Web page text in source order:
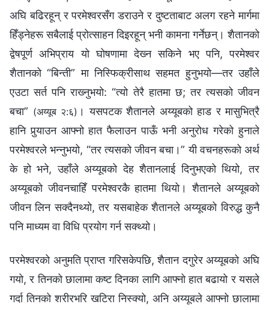
अघि बढिरहून् र परमेश्‍वरसँग डराउने र दुष्टताबाट अलग रहने मार्गमा
हिँड्नेहरू सबैलाई प्रोत्साहन दिइरहून् भनी कामना गर्नेछन्। शैतानको
द्वेषपूर्ण अभिप्राय यो घोषणामा देख्‍न सकिने भए पनि, परमेश्‍वर
शैतानको “बिन्ती” मा निस्फिक्रीसाथ सहमत हुनुभयो—तर उहाँले
एउटा सर्त पनि राख्‍नुभयो: “त्यो तेरै हातमा छ; तर त्यसको जीवन
बचा” (अय्यूब २:६) । यसपटक शैतानले अय्यूबको हाड र मासुभित्रै
हानि पुर्‍याउन आफ्नो हात फैलाउन पाऊँ भनी अनुरोध गरेको हुनाले
परमेश्‍वरले भन्‍नुभयो, “तर त्यसको जीवन बचा।” यी वचनहरूको अर्थ
के हो भने, उहाँले अय्यूबको देह शैतानलाई दिनुभएको थियो, तर
अय्यूबको जीवनचाहिँ परमेश्‍वरकै हातमा थियो। शैतानले अय्यूबको
जीवन लिन सक्दैनथ्यो, तर यसबाहेक शैतानले अय्यूबको विरुद्ध कुनै
पनि माध्यम वा विधि प्रयोग गर्न सक्थ्यो।
परमेश्‍वरको अनुमति प्राप्त गरिसकेपछि, शैतान दगुरेर अय्यूबको अघि
गयो, र तिनको छालामा कष्ट दिनका लागि आफ्नो हात बढायो र यसले
गर्दा तिनको शरीरभरि खटिरा निस्क्यो, अनि अय्यूबले आफ्‍नो छालामा